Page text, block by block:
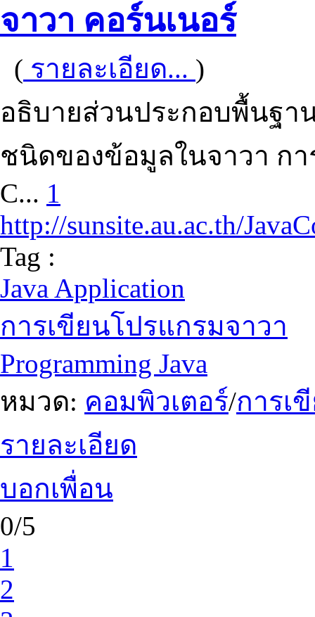
จาวา คอร์นเนอร์
( รายละเอียด... )
อธิบายส่วนประกอบพื้นฐา
ชนิดของข้อมูลในจาวา ก
C... 1
http://sunsite.au.ac.th/
Tag :
Java Application
การเขียนโปรแกรมจาวา
Programming Java
หมวด: คอมพิวเตอร์/การเ
รายละเอียด
บอกเพื่อน
0/5
1
2